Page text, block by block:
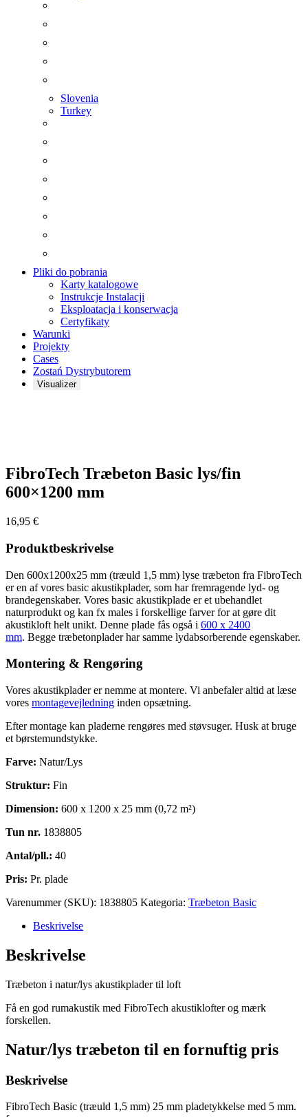
Slovenia
Turkey
Pliki do pobrania
Karty katalogowe
Instrukcje Instalacji
Eksploatacja i konserwacja
Certyfikaty
Warunki
Projekty
Cases
Zostań Dystrybutorem
Visualizer
FibroTech Træbeton Basic lys/fin
600×1200 mm
16,95 €
Produktbeskrivelse
Den 600x1200x25 mm (træuld 1,5 mm) lyse træbeton fra FibroTech
er en af vores basic akustikplader, som har fremragende lyd- og
brandegenskaber. Vores basic akustikplade er et ubehandlet
naturprodukt og kan fx males i forskellige farver for at gøre dit
akustikloft helt unikt. Denne plade fås også i 600 x 2400
mm. Begge træbetonplader har samme lydabsorberende egenskaber.
Montering & Rengøring
Vores akustikplader er nemme at montere. Vi anbefaler altid at læse
vores montagevejledning inden opsætning.
Efter montage kan pladerne rengøres med støvsuger. Husk at bruge
et børstemundstykke.
Farve: Natur/Lys
Struktur: Fin
Dimension: 600 x 1200 x 25 mm (0,72 m²)
Tun nr. 1838805
Antal/pll.: 40
Pris: Pr. plade
Varenummer (SKU): 1838805 Kategoria: Træbeton Basic
Beskrivelse
Beskrivelse
Træbeton i natur/lys akustikplader til loft
Få en god rumakustik med FibroTech akustiklofter og mærk
forskellen.
Natur/lys træbeton til en fornuftig pris
Beskrivelse
FibroTech Basic (træuld 1,5 mm) 25 mm pladetykkelse med 5 mm.